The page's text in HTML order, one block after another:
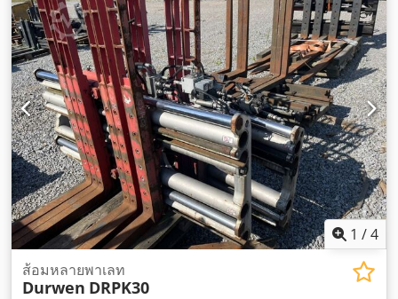
1 /4
ส้อมหลายพาเลท
Durwen DRPK30